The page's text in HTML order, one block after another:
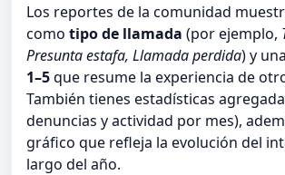
Los reportes de la comunidad
como tipo de llamada (por ejemplo,
Presunta estafa, Llamada perdida) y una
1–5que resume la experiencia de
También tienes estadísticas
denuncias y actividad por mes),
gráfico que refleja la evolución del
largo del año.